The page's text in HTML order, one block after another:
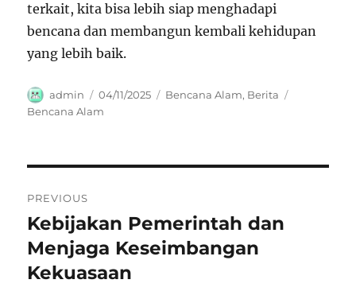
terkait, kita bisa lebih siap menghadapi
bencana dan membangun kembali kehidupan
yang lebih baik.
Author
admin
Posted
on
04/11/2025 Categories
Bencana Alam, Berita
Bencana Alam
pos
PREVIOUS
Previous
post:
Kebijakan Pemerintah dan
Menjaga Keseimbangan
Kekuasaan